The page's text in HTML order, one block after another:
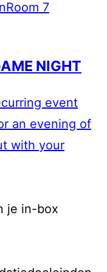
Room 7
NIGHT
event
an evening of
with your
je in-box